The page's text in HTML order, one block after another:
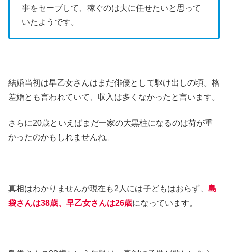
事をセーブして、稼ぐのは夫に任せたいと思って
いたようです。
結婚当初は早乙女さんはまだ俳優として駆け出しの頃。格
差婚とも言われていて、収入は多くなかったと言います。
さらに20歳といえばまだ一家の大黒柱になるのは荷が重
かったのかもしれませんね。
真相はわかりませんが現在も2人には子どもはおらず、 島
袋さんは38歳、早乙女さんは26歳になっています。